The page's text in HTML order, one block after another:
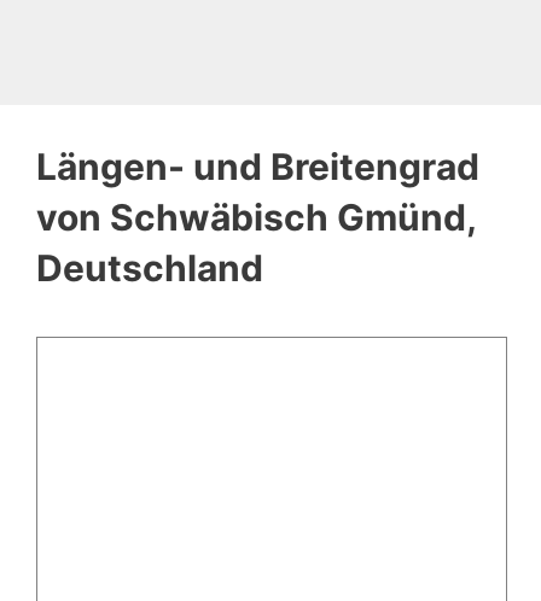
Längen- und Breitengrad
von Schwäbisch Gmünd,
Deutschland